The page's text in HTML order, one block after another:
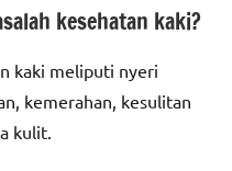
kesehatan kaki?
kaki meliputi nyeri
kemerahan, kesulitan
kulit.